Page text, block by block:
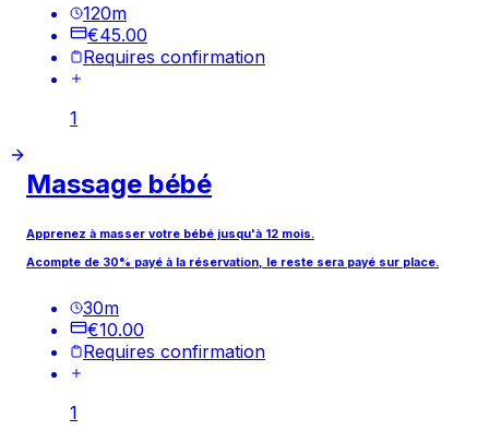
120m
€45.00
Requires confirmation
1
Massage bébé
Apprenez à masser votre bébé jusqu'à 12 mois.
Acompte de 30% payé à la réservation, le reste sera payé sur place.
30m
€10.00
Requires confirmation
1